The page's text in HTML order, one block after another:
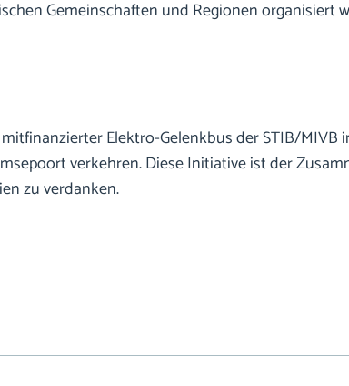
Gemeinschaften und Regionen organisiert
Elektro-Gelenkbus der STIB/
verkehren. Diese Initiative ist der
zu verdanken.